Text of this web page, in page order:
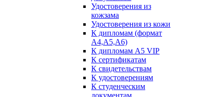
Удостоверения из
кожзама
Удостоверения из кожи
К дипломам (формат
А4,А5,А6)
К дипломам А5 VIP
К сертификатам
К свидетельствам
К удостоверениям
К студенческим
документам